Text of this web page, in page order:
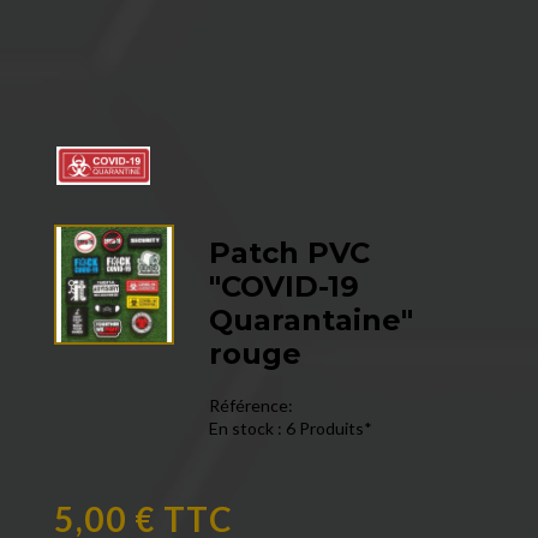
Patch PVC
"COVID-19
Quarantaine"
rouge
Référence:
En stock : 6 Produits*
5,00 € TTC